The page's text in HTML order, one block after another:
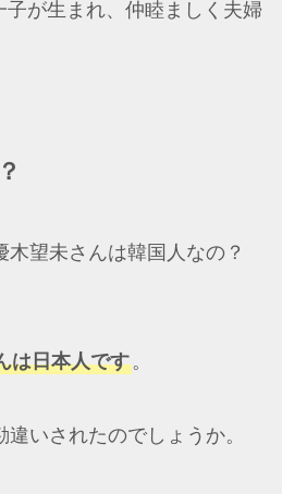
が生まれ、仲睦ましく夫婦
望未さんは韓国人なの？
は日本人です。
いされたのでしょうか。